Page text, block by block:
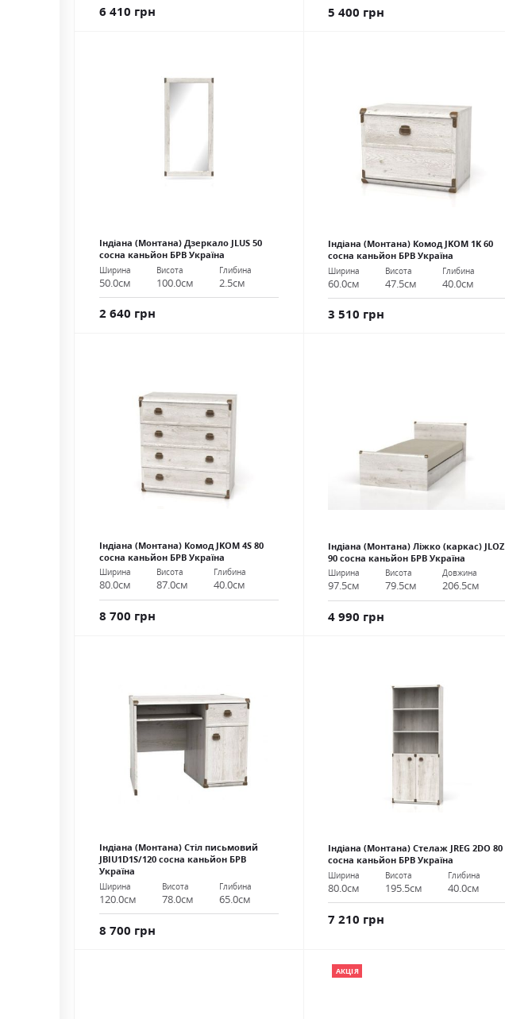
6 410 грн 5 400 грн
Індіана (Монтана) Дзеркало JLUS 50
сосна каньйон БРВ Україна
Ширина
50.0см
Висота
100.0см
Глибина
2.5см
2 640 грн
Індіана (Монтана) Комод JKOM 1K 60
сосна каньйон БРВ Україна
Ширина
60.0см
Висота
47.5см
Глибина
40.0см
3 510 грн
Індіана (Монтана) Комод JKOM 4S 80
сосна каньйон БРВ Україна
Ширина
80.0см
Висота
87.0см
Глибина
40.0см
8 700 грн
Індіана (Монтана) Ліжко (каркас) JLOZ
90 сосна каньйон БРВ Україна
Ширина
97.5см
Висота
79.5см
Довжина
206.5см
4 990 грн
Індіана (Монтана) Стіл письмовий
JBIU1D1S/120 сосна каньйон БРВ
Україна
Ширина
120.0см
Висота
78.0см
Глибина
65.0см
8 700 грн
Індіана (Монтана) Стелаж JREG 2DO 80
сосна каньйон БРВ Україна
Ширина
80.0см
Висота
195.5см
Глибина
40.0см
7 210 грн
АКЦІЯ